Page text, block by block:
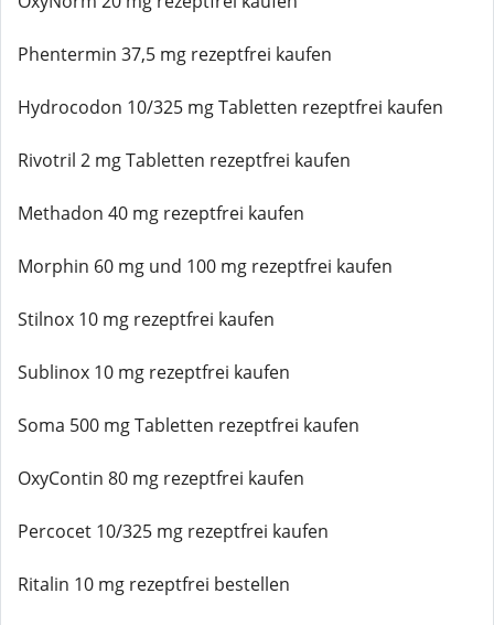
Phentermin 37,5 mg rezeptfrei kaufen
Hydrocodon 10/325 mg Tabletten rezeptfrei kaufen
Rivotril 2 mg Tabletten rezeptfrei kaufen
Methadon 40 mg rezeptfrei kaufen
Morphin 60 mg und 100 mg rezeptfrei kaufen
Stilnox 10 mg rezeptfrei kaufen
Sublinox 10 mg rezeptfrei kaufen
Soma 500 mg Tabletten rezeptfrei kaufen
OxyContin 80 mg rezeptfrei kaufen
Percocet 10/325 mg rezeptfrei kaufen
Ritalin 10 mg rezeptfrei bestellen